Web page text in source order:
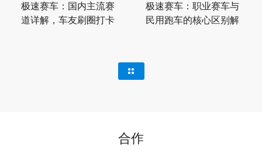
极速赛车：国内主流赛
道详解，车友刷圈打卡
极速赛车：职业赛车与
民用跑车的核心区别解
合作